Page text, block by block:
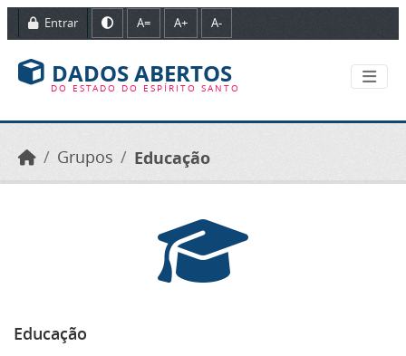
Ir para o conteúdo principal
Entrar A= A+ A-
DADOS ABERTOS
DO ESTADO DO ESPÍRITO SANTO
Grupos Educação
Educação